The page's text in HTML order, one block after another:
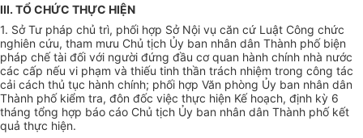
III. TỔ CHỨC THỰC HIỆN
1. Sở Tư pháp chủ trì, phối hợp Sở Nội vụ căn cứ Luật Công chức
nghiên cứu, tham mưu Chủ tịch Ủy ban nhân dân Thành phố biện
pháp chế tài đối với người đứng đầu cơ quan hành chính nhà nước
các cấp nếu vi phạm và thiếu tinh thần trách nhiệm trong công tác
cải cách thủ tục hành chính; phối hợp Văn phòng Ủy ban nhân dân
Thành phố kiểm tra, đôn đốc việc thực hiện Kế hoạch, định kỳ 6
tháng tổng hợp báo cáo Chủ tịch Ủy ban nhân dân Thành phố kết
quả thực hiện.